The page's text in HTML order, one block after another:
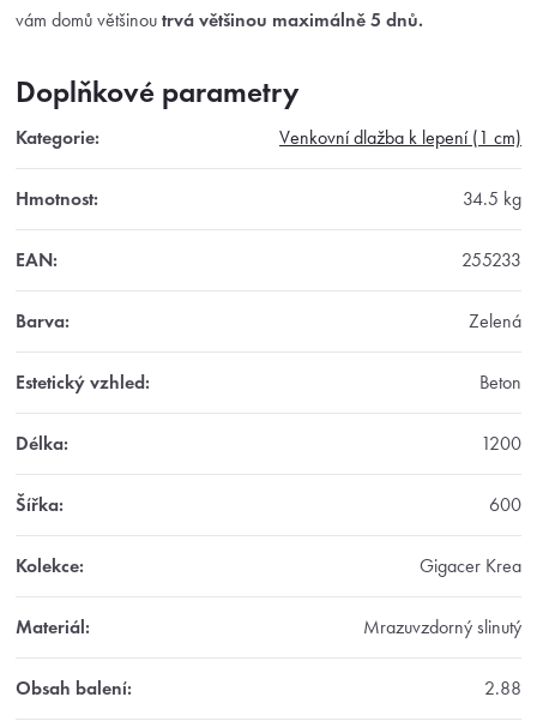
vám domů většinou trvá většinou maximálně 5 dnů.
Doplňkové parametry
Kategorie: Venkovní dlažba k lepení (1 cm)
Hmotnost: 34.5 kg
EAN: 255233
Barva: Zelená
Estetický vzhled: Beton
Délka: 1200
Šířka: 600
Kolekce: Gigacer Krea
Materiál : Mrazuvzdorný slinutý
Obsah balení: 2.88